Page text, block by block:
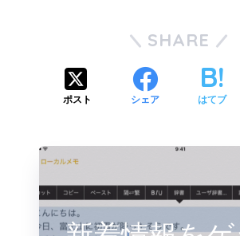
SHARE
ポスト シェア はてブ